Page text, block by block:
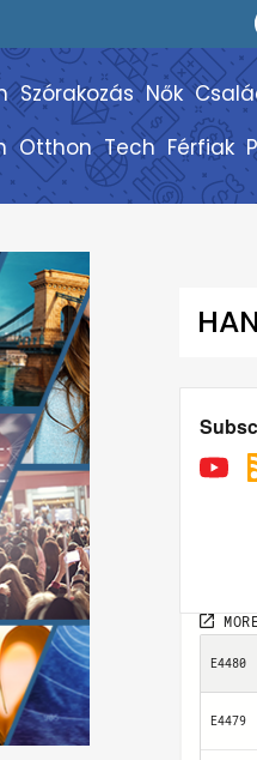
Szórakozás Nők
Otthon Tech Férfiak